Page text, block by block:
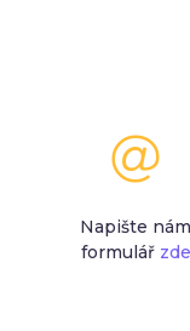
Napište nám
formulář zde